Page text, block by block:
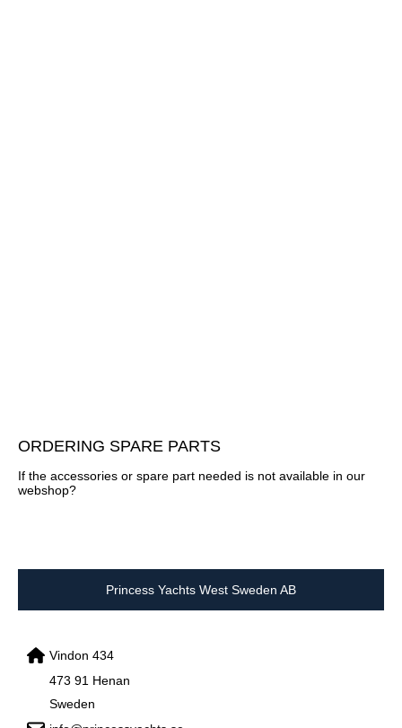
ORDERING SPARE PARTS
If the accessories or spare part needed is not available in our
webshop?
Princess Yachts West Sweden AB
Vindon 434
473 91 Henan
Sweden